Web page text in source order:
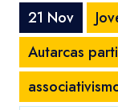
21 Nov
Autarcas